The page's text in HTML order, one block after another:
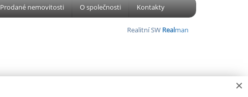
Prodané nemovitosti O společnosti Kontakty
Realitní SW Realman
×